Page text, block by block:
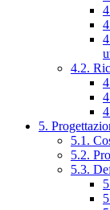
4.2.
5.
5.1.
5.2.
5.3.